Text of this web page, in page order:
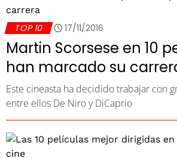
TOP 10 17/11/2016
Martin Scorsese en 10
han marcado su
Este cineasta ha decidido trabajar con
entre ellos De Niro y DiCaprio